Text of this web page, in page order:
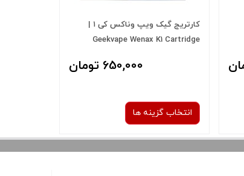
کارتریج گیک ویپ وناکس کی ۱ |
Geekvape Wenax K1 Cartridge
650,000 تومان
انتخاب گزینه ها